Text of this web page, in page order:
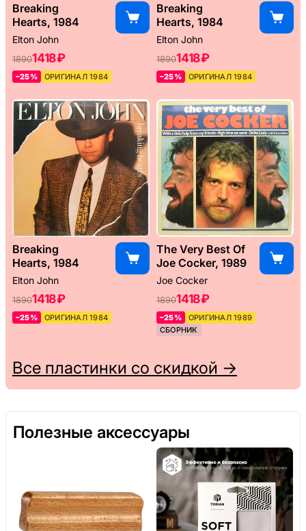
Breaking
Hearts, 1984
Elton John
18901418 ₽
–25% ОРИГИНАЛ 1984
Breaking
Hearts, 1984
Elton John
18901418 ₽
–25% ОРИГИНАЛ 1984
Breaking
Hearts, 1984
Elton John
18901418 ₽
–25% ОРИГИНАЛ 1984
The Very Best Of
Joe Cocker, 1989
Joe Cocker
18901418 ₽
–25%
ОРИГИНАЛ 1989
СБОРНИК
Все пластинки со скидкой →
Полезные аксессуары